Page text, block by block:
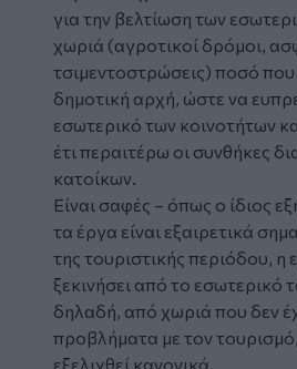
για την βελτίωση των
χωριά (αγροτικοί δρόμοι,
τσιμεντοστρώσεις) ποσό που
δημοτική αρχή, ώστε να
εσωτερικό των κοινοτήτων
έτι περαιτέρω οι συνθήκες
κατοίκων.
Είναι σαφές – όπως ο ίδιος
τα έργα είναι εξαιρετικά
της τουριστικής περιόδου, η
ξεκινήσει από το εσωτερικό
δηλαδή, από χωριά που δεν
προβλήματα με τον
εξελιχθεί κανονικά.